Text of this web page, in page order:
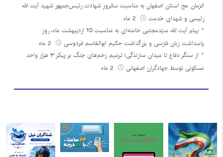
الزمان عج استان اصفهان به مناسبت سالروز شهادت رئیس‌جمهور شهید آیت الله
رئیسی و شهدای خدمت
پیام آیت الله سیّدمجتبی خامنه‌ای به مناسبت ۲۵ اردیبهشت ماه، روز
پاسداشت زبان فارسی و بزرگداشت حکیم ابوالقاسم فردوسی
از سنگر دفاع تا میدان سازندگی؛ ترمیم زخم‌های جنگ بر پیکر ۳ هزار واحد
مسکونی توسط جهادگران اصفهانی